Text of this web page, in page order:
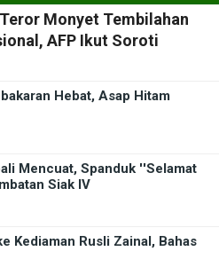
Monyet Tembilahan
AFP Ikut Soroti
Hebat, Asap Hitam
Mencuat, Spanduk ''Selamat
Siak IV
Kediaman Rusli Zainal, Bahas